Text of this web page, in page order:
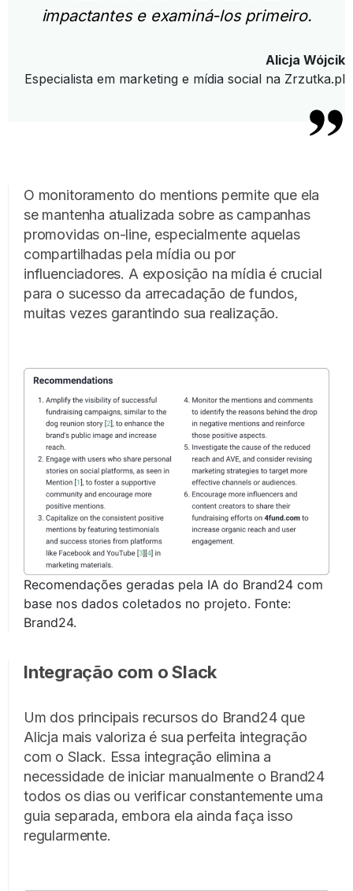
impactantes e examiná-los primeiro.
Alicja Wójcik
Especialista em marketing e mídia social na Zrzutka.pl
O monitoramento do mentions permite que ela
se mantenha atualizada sobre as campanhas
promovidas on-line, especialmente aquelas
compartilhadas pela mídia ou por
influenciadores. A exposição na mídia é crucial
para o sucesso da arrecadação de fundos,
muitas vezes garantindo sua realização.
Recomendações geradas pela IA do Brand24 com
base nos dados coletados no projeto. Fonte:
Brand24.
Integração com o Slack
Um dos principais recursos do Brand24 que
Alicja mais valoriza é sua perfeita integração
com o Slack. Essa integração elimina a
necessidade de iniciar manualmente o Brand24
todos os dias ou verificar constantemente uma
guia separada, embora ela ainda faça isso
regularmente.